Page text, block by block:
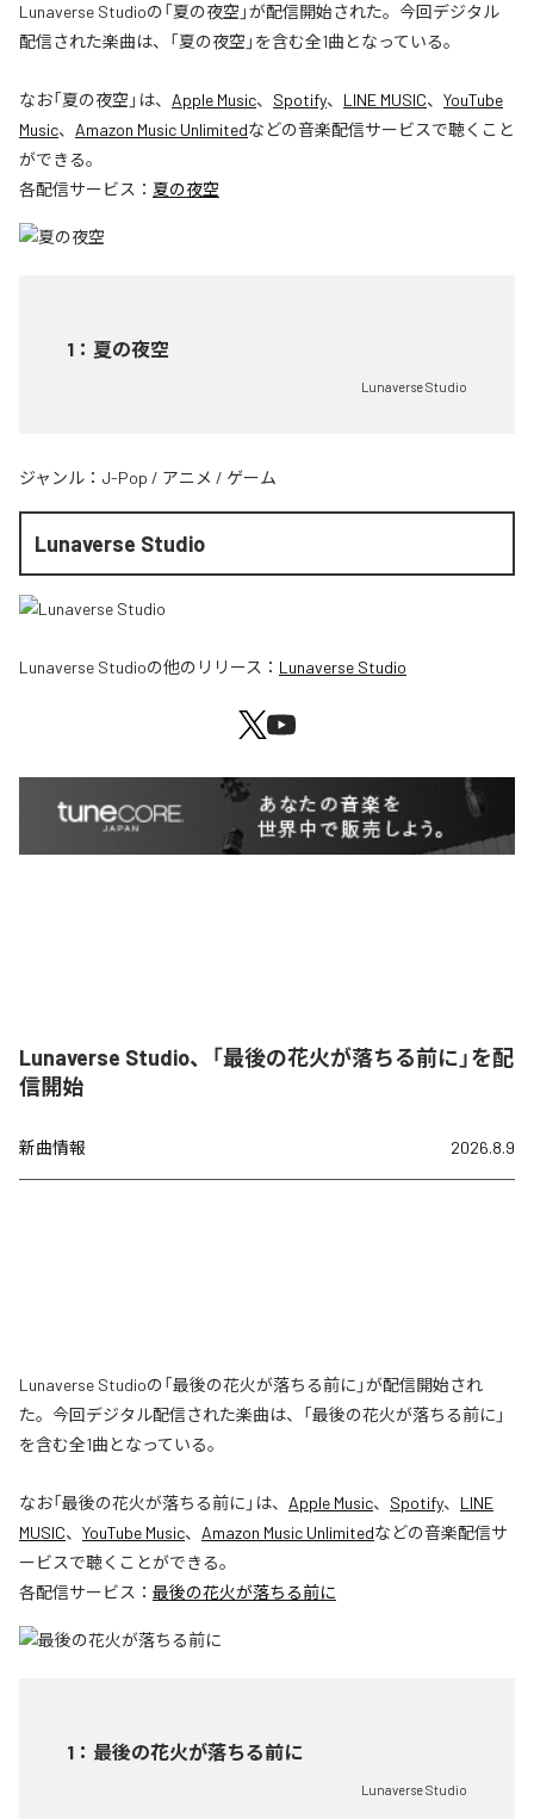
Lunaverse Studioの「夏の夜空」が配信開始された。今回デジタル
配信された楽曲は、「夏の夜空」を含む全1曲となっている。
なお「夏の夜空 」は、 Apple Music、 Spotify、 LINE MUSIC、 YouTube
Music、 Amazon Music Unlimitedなどの音楽配信サービスで聴くこと
ができる。
各配信サービス： 夏の夜空
1 ： 夏の夜空
Lunaverse Studio
ジャンル： J-Pop / アニメ / ゲーム
Lunaverse Studio
Lunaverse Studioの他のリリース： Lunaverse Studio
Lunaverse Studio、「最後の花火が落ちる前に」を配
信開始
新曲情報 2026.8.9
Lunaverse Studioの「最後の花火が落ちる前に」が配信開始され
た。今回デジタル配信された楽曲は、「最後の花火が落ちる前に」
を含む全1曲となっている。
なお「最後の花火が落ちる前に 」は、 Apple Music、 Spotify、 LINE
MUSIC、 YouTube Music、 Amazon Music Unlimitedなどの音楽配信サ
ービスで聴くことができる。
各配信サービス： 最後の花火が落ちる前に
1 ： 最後の花火が落ちる前に
Lunaverse Studio